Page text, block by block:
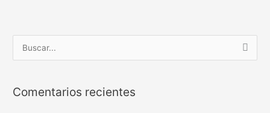
c
Comentarios recientes